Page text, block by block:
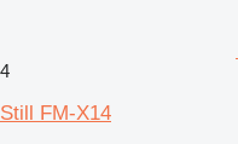
4
Still FM-X14